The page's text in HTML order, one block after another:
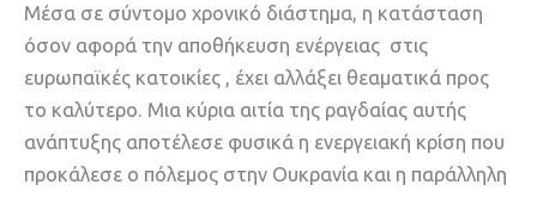
Μέσα σε σύντομο χρονικό διάστημα, η κατάσταση
όσον αφορά την αποθήκευση ενέργειας στις
ευρωπαϊκές κατοικίες , έχει αλλάξει θεαματικά προς
το καλύτερο. Μια κύρια αιτία της ραγδαίας αυτής
ανάπτυξης αποτέλεσε φυσικά η ενεργειακή κρίση που
προκάλεσε ο πόλεμος στην Ουκρανία και η παράλληλη